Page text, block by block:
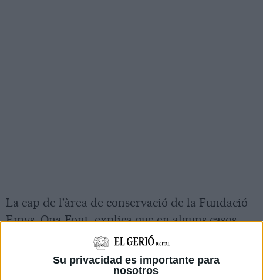
Su privacidad es importante para
nosotros
La cap de l'àrea de conservació de la Fundació
Emys, Ona Font, explica que en alguns casos,
com a conseqüència no desitjada de
l'explotació, les activitats extractives de roca o
mineral arriben a la zona freàtica. L’aigua